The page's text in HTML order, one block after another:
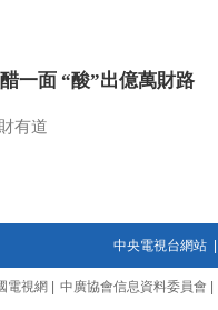
一面 “酸”出億萬財路
有道
中央電視台網站|
電視網 中廣協會信息資料委員會